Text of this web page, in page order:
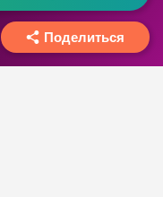
Поделиться